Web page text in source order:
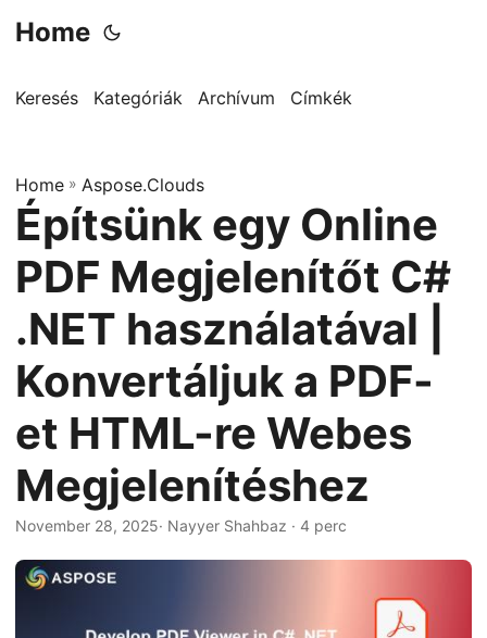
Home
Keresés Kategóriák Archívum Címkék
Home » Aspose.Clouds
Építsünk egy Online
PDF Megjelenítőt C#
.NET használatával |
Konvertáljuk a PDF-
et HTML-re Webes
Megjelenítéshez
November 28, 2025· Nayyer Shahbaz · 4 perc